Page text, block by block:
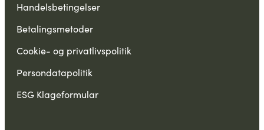
Handelsbetingelser
Betalingsmetoder
Cookie- og privatlivspolitik
Persondatapolitik
ESG Klageformular